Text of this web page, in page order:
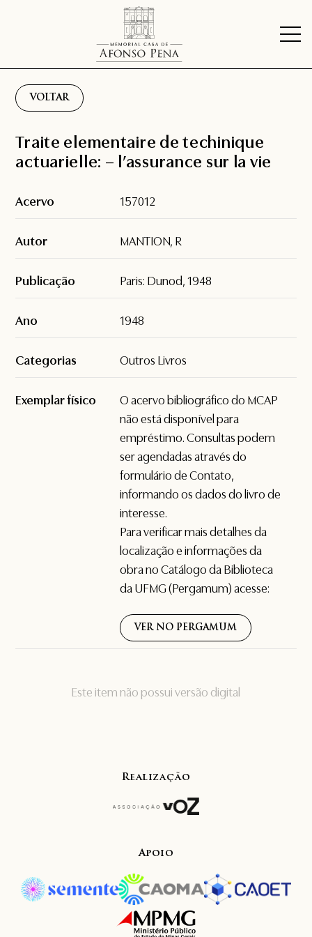
VOLTAR
Este item não possui versão digital
Traite elementaire de techinique
actuarielle: – l’assurance sur la vie
Acervo 157012
Autor MANTION, R
Publicação Paris: Dunod, 1948
Ano 1948
Categorias Outros Livros
Exemplar físico
O acervo bibliográfico do MCAP
não está disponível para
empréstimo. Consultas podem
ser agendadas através do
formulário deContato,
informando os dados do livro de
interesse.
Para verificar mais detalhes da
localização e informações da
obra no Catálogo da Biblioteca
da UFMG (Pergamum) acesse:
VER NO PERGAMUM
Realização
Apoio